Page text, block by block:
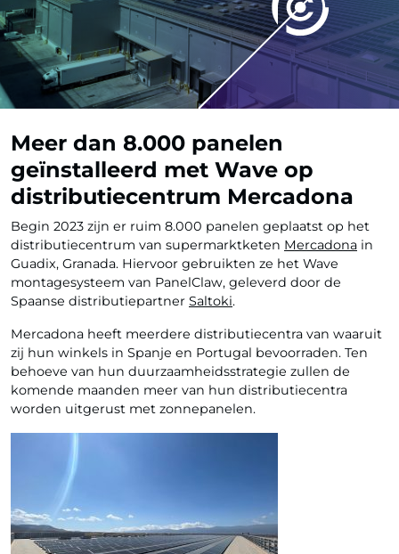
Meer dan 8.000 panelen
geïnstalleerd met Wave op
distributiecentrum Mercadona
Begin 2023 zijn er ruim 8.000 panelen geplaatst op het
distributiecentrum van supermarktketen Mercadona in
Guadix, Granada. Hiervoor gebruikten ze het Wave
montagesysteem van PanelClaw, geleverd door de
Spaanse distributiepartner Saltoki.
Mercadona heeft meerdere distributiecentra van waaruit
zij hun winkels in Spanje en Portugal bevoorraden. Ten
behoeve van hun duurzaamheidsstrategie zullen de
komende maanden meer van hun distributiecentra
worden uitgerust met zonnepanelen.